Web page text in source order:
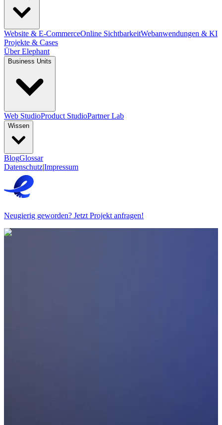
Website & E-CommerceOnline SichtbarkeitWebanwendungen & KI
Projekte & Cases
Über Elephant
Business Units
Web StudioProduct StudioPartner Lab
Wissen
BlogGlossar
Datenschutz|Impressum
Neugierig geworden? Jetzt Projekt anfragen!